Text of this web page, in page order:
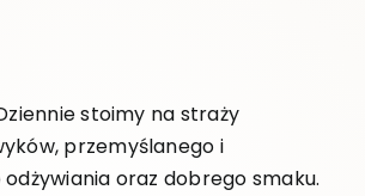
stoimy na straży
przemyślanego i
oraz dobrego smaku.